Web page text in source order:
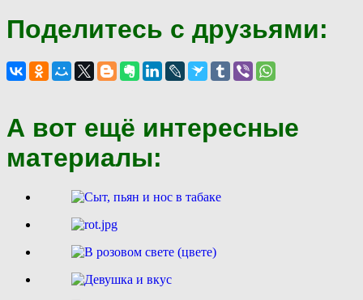
Поделитесь с друзьями:
А вот ещё интересные
материалы: